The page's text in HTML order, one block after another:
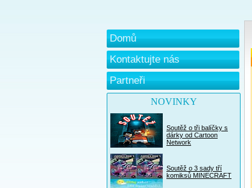
Domů
Kontaktujte nás
Partneři
NOVINKY
Soutěž o tři balíčky s
dárky od Cartoon
Network
Soutěž o 3 sady tří
komiksů MINECRAFT